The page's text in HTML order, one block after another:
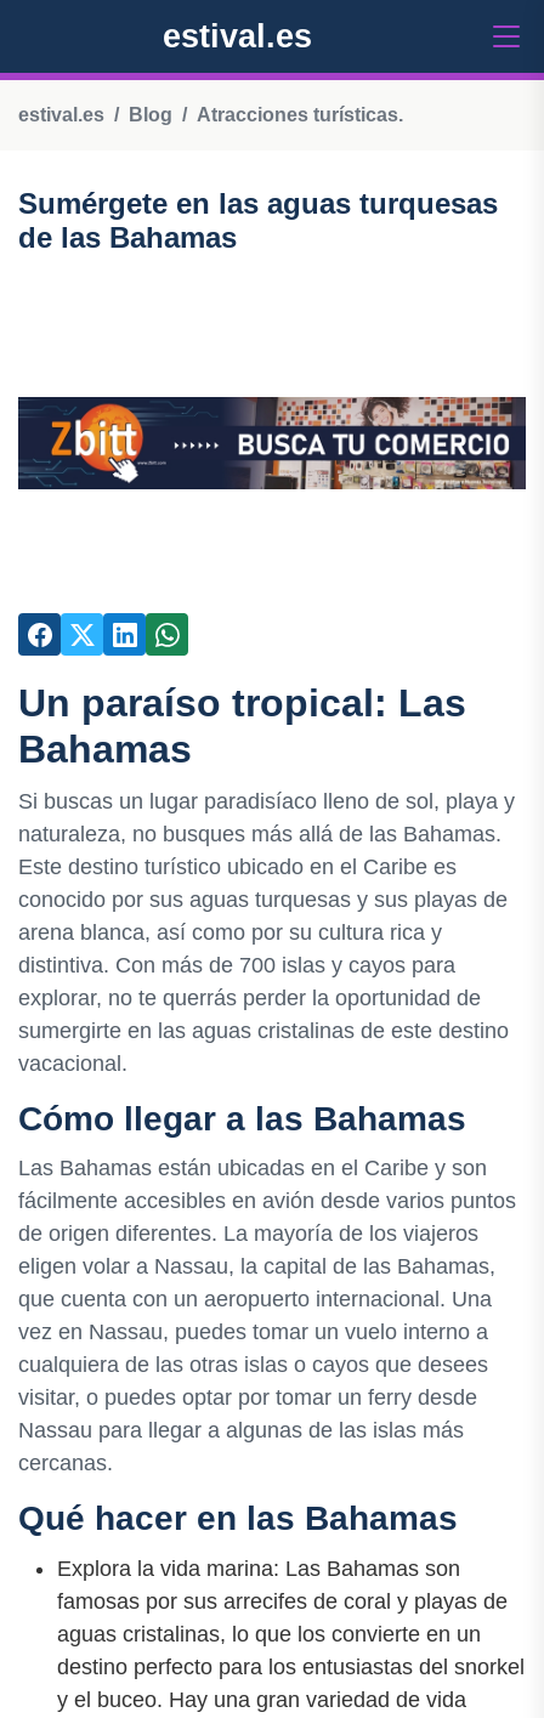
estival.es
estival.es Blog Atracciones turísticas.
Sumérgete en las aguas turquesas
de las Bahamas
Un paraíso tropical: Las
Bahamas
Si buscas un lugar paradisíaco lleno de sol, playa y
naturaleza, no busques más allá de las Bahamas.
Este destino turístico ubicado en el Caribe es
conocido por sus aguas turquesas y sus playas de
arena blanca, así como por su cultura rica y
distintiva. Con más de 700 islas y cayos para
explorar, no te querrás perder la oportunidad de
sumergirte en las aguas cristalinas de este destino
vacacional.
Cómo llegar a las Bahamas
Las Bahamas están ubicadas en el Caribe y son
fácilmente accesibles en avión desde varios puntos
de origen diferentes. La mayoría de los viajeros
eligen volar a Nassau, la capital de las Bahamas,
que cuenta con un aeropuerto internacional. Una
vez en Nassau, puedes tomar un vuelo interno a
cualquiera de las otras islas o cayos que desees
visitar, o puedes optar por tomar un ferry desde
Nassau para llegar a algunas de las islas más
cercanas.
Qué hacer en las Bahamas
Explora la vida marina: Las Bahamas son
famosas por sus arrecifes de coral y playas de
aguas cristalinas, lo que los convierte en un
destino perfecto para los entusiastas del snorkel
y el buceo. Hay una gran variedad de vida